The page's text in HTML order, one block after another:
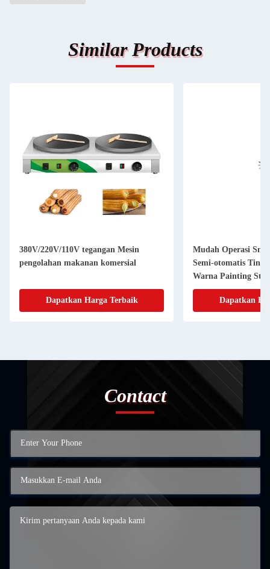
Similar Products
380V/220V/110V tegangan Mesin
pengolahan makanan komersial
Dapatkan Harga Terbaik
Mudah Operasi
Semi-otomatis
Warna Painting
Dapatkan
Contact